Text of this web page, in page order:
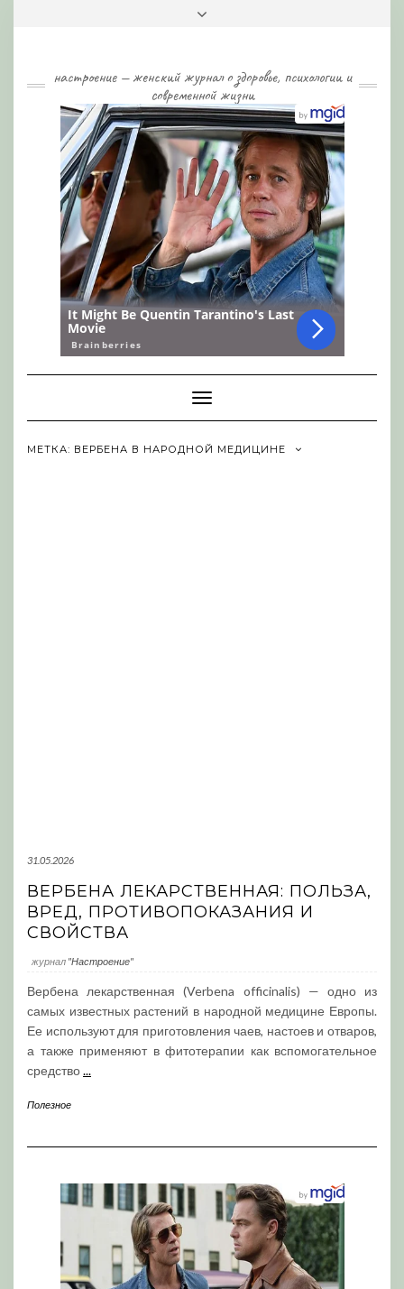
настроение — женский журнал о здоровье, психологии и
современной жизни
Toggle
Navigation
МЕТКА: ВЕРБЕНА В НАРОДНОЙ МЕДИЦИНЕ
31.05.2026
ВЕРБЕНА ЛЕКАРСТВЕННАЯ: ПОЛЬЗА,
ВРЕД, ПРОТИВОПОКАЗАНИЯ И
СВОЙСТВА
журнал "Настроение"
Вербена лекарственная (Verbena officinalis) — одно из
самых известных растений в народной медицине Европы.
Ее используют для приготовления чаев, настоев и отваров,
а также применяют в фитотерапии как вспомогательное
средство...
Полезное